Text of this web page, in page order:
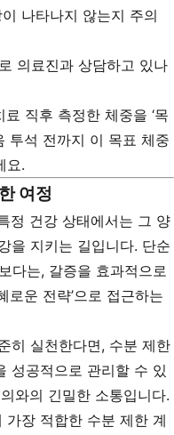
나타나지 않는지 주의
의료진과 상담하고 있나
료 직후 측정한 체중을 ‘목
투석 전까지 이 목표 체중
요.
여정
정 건강 상태에서는 그 양
을 지키는 길입니다. 단순
다는, 갈증을 효과적으로
로운 전략’으로 접근하는
히 실천한다면, 수분 제한
성공적으로 관리할 수 있
와의 긴밀한 소통입니다.
가장 적합한 수분 제한 계